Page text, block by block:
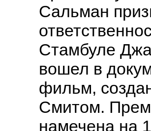
Сальман
Стамбуле
вошел в
фильм,
Смитом.
намечена на